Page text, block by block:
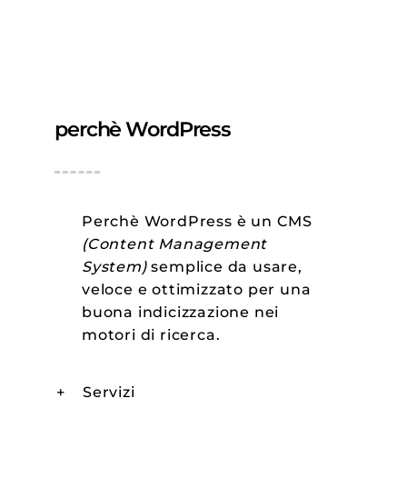
perchè WordPress
Perchè WordPress è un CMS
(Content Management
System)semplice da usare,
veloce e ottimizzato per una
buona indicizzazione nei
motori di ricerca.
Servizi